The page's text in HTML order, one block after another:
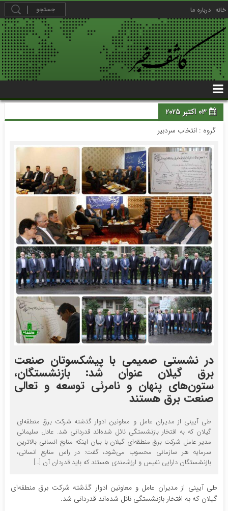
خانه درباره ما
03 اکتبر 2025
گروه : انتخاب سردبیر
در نشستی صمیمی با پیشکسوتان صنعت
برق گیلان عنوان شد: بازنشستگان،
ستون‌های پنهان و نامرئی توسعه و تعالی
صنعت برق هستند
طی آیینی از مدیران عامل و معاونین ادوار گذشته شرکت برق منطقه‌ای
گیلان که به افتخار بازنشستگی نائل شده‌اند قدردانی شد. عادل سلیمانی
مدیر عامل شرکت برق منطقه‌ای گیلان با بیان اینکه منابع انسانی بالاترین
سرمایه هر سازمانی محسوب می‌شود، گفت: در راس منابع انسانی،
بازنشستگان دارایی نفیس و ارزشمندی هستند که باید قدردان آن […]
طی آیینی از مدیران عامل و معاونین ادوار گذشته شرکت برق منطقه‌ای
گیلان که به افتخار بازنشستگی نائل شده‌اند قدردانی شد.